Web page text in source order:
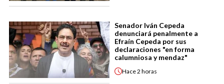
Senador Iván Cepeda
denunciará penalmente a
Efraín Cepeda por sus
declaraciones "en forma
calumniosa y mendaz"
Hace2 horas